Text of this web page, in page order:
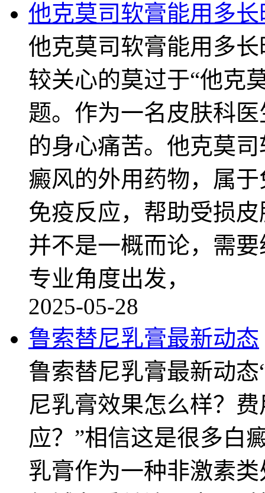
他克莫司软膏能用多长
他克莫司软膏能用多
较关心的莫过于“他克
题。作为一名皮肤科
的身心痛苦。他克莫
癜风的外用药物，属
免疫反应，帮助受损
并不是一概而论，需
专业角度出发，
2025-05-28
鲁索替尼乳膏最新动态
鲁索替尼乳膏最新动
尼乳膏效果怎么样？
应？”相信这是很多白
乳膏作为一种非激素